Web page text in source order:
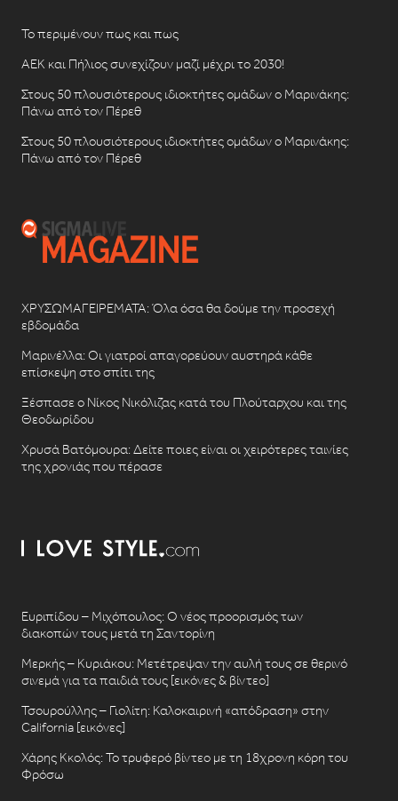
Το περιμένουν πως και πως
ΑΕΚ και Πήλιος συνεχίζουν μαζί μέχρι το 2030!
Στους 50 πλουσιότερους ιδιοκτήτες ομάδων ο Μαρινάκης:
Πάνω από τον Πέρεθ
Στους 50 πλουσιότερους ιδιοκτήτες ομάδων ο Μαρινάκης:
Πάνω από τον Πέρεθ
ΧΡΥΣΩΜΑΓΕΙΡΕΜΑΤΑ: Όλα όσα θα δούμε την προσεχή
εβδομάδα
Μαρινέλλα: Οι γιατροί απαγορεύουν αυστηρά κάθε
επίσκεψη στο σπίτι της
Ξέσπασε ο Νίκος Νικόλιζας κατά του Πλούταρχου και της
Θεοδωρίδου
Χρυσά Βατόμουρα: Δείτε ποιες είναι οι χειρότερες ταινίες
της χρονιάς που πέρασε
Ευριπίδου – Μιχόπουλος: Ο νέος προορισμός των
διακοπών τους μετά τη Σαντορίνη
Μερκής – Κυριάκου: Μετέτρεψαν την αυλή τους σε θερινό
σινεμά για τα παιδιά τους [εικόνες & βίντεο]
Τσουρούλλης – Γιολίτη: Καλοκαιρινή «απόδραση» στην
California [εικόνες]
Χάρης Κκολός: Το τρυφερό βίντεο με τη 18χρονη κόρη του
Φρόσω